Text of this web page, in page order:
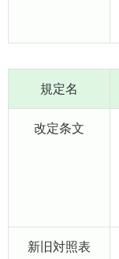
規定名
改定条文
新旧対照表